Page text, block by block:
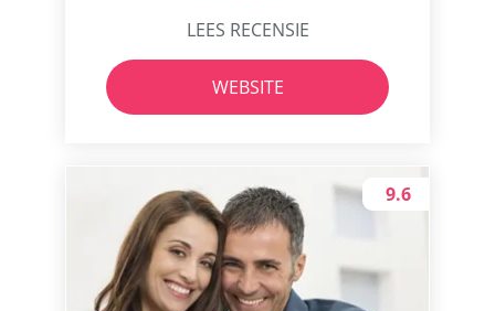
LEES RECENSIE
WEBSITE
9.6